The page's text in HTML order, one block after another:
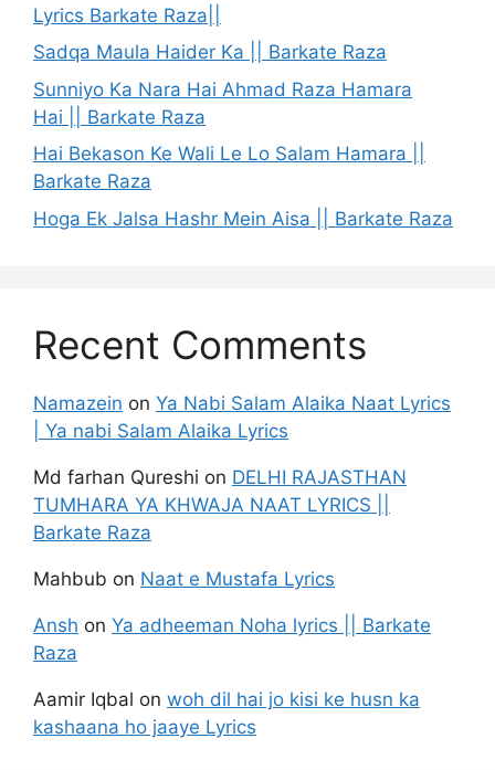
Lyrics Barkate Raza||
Sadqa Maula Haider Ka || Barkate Raza
Sunniyo Ka Nara Hai Ahmad Raza Hamara
Hai || Barkate Raza
Hai Bekason Ke Wali Le Lo Salam Hamara ||
Barkate Raza
Hoga Ek Jalsa Hashr Mein Aisa || Barkate Raza
Recent Comments
Namazein on Ya Nabi Salam Alaika Naat Lyrics
| Ya nabi Salam Alaika Lyrics
Md farhan Qureshi on DELHI RAJASTHAN
TUMHARA YA KHWAJA NAAT LYRICS ||
Barkate Raza
Mahbub on Naat e Mustafa Lyrics
Ansh on Ya adheeman Noha lyrics || Barkate
Raza
Aamir Iqbal on woh dil hai jo kisi ke husn ka
kashaana ho jaaye Lyrics